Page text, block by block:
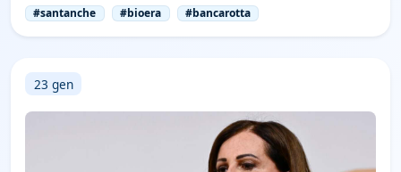
#santanche #bioera #bancarotta
23 gen